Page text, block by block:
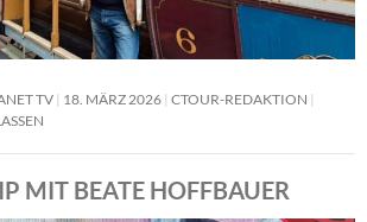
TV 18. MÄRZ 2026 CTOUR-REDAKTION
MIT BEATE HOFFBAUER